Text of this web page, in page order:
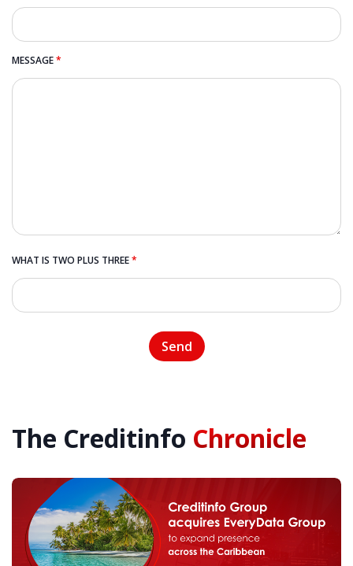
MESSAGE*
WHAT IS TWO PLUS THREE*
The Creditinfo Chronicle